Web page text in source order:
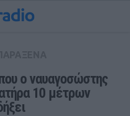
ο ναυαγοσώστης
10 μέτρων